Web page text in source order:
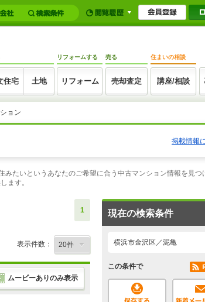
住宅 土地
リフォームする
リフォーム
売る
売却査定
住まいの相談
講座/相談
ョン
掲載情報
たいというあなたのご希望に合う中古マンション情報を見つ
ます。
1
表示件数：
ムービーありのみ表示
現在の検索条件
横浜市金沢区／泥亀
この条件で